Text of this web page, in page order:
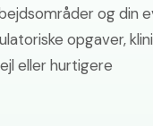
og din
opgaver,
eller hurtigere